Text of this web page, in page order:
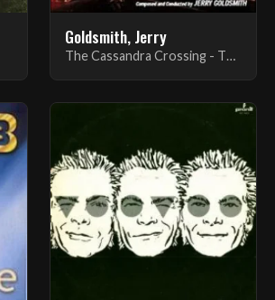
Goldsmith, Jerry
The Cassandra Crossing - The Complete Original Motion Picture Soundtrack